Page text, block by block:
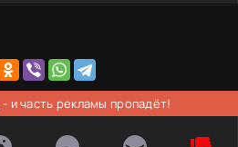
- и часть рекламы пропадёт!